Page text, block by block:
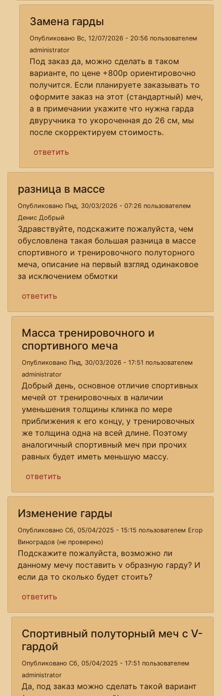
Замена гарды
Опубликовано Вс, 12/07/2026 - 20:56 пользователем
administrator
Под заказ да, можно сделать в таком
варианте, по цене +800р ориентировочно
получится. Если планируете заказывать то
оформите заказ на этот (стандартный) меч,
а в примечании укажите что нужна гарда
двуручника то укороченная до 26 см, мы
после скорректируем стоимость.
ответить
разница в массе
Опубликовано Пнд, 30/03/2026 - 07:26 пользователем
Денис Добрый
Здравствуйте, подскажите пожалуйста, чем
обусловлена такая большая разница в массе
спортивного и тренировочного полуторного
меча, описание на первый взгляд одинаковое
за исключением обмотки
ответить
Масса тренировочного и
спортивного меча
Опубликовано Пнд, 30/03/2026 - 17:51 пользователем
administrator
Добрый день, основное отличие спортивных
мечей от тренировочных в наличии
уменьшения толщины клинка по мере
приближения к его концу, у тренировочных
же толщина одна на всей длине. Поэтому
аналогичный спортивный меч при прочих
равных будет иметь меньшую массу.
ответить
Изменение гарды
Опубликовано Сб, 05/04/2025 - 15:15 пользователем Егор
Виноградов (не проверено)
Подскажите пожалуйста, возможно ли
данному мечу поставить v образную гарду? И
если да то сколько будет стоить?
ответить
Спортивный полуторный меч с V-
гардой
Опубликовано Сб, 05/04/2025 - 17:51 пользователем
administrator
Да, под заказ можно сделать такой вариант